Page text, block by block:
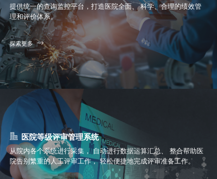
提供统一的查询监控平台，打造医院全面、 科学、合理的绩效管
理和评价体系。
探索更多
医院等级评审管理系统
从院内各个系统进行采集， 自动进行数据运算汇总、 整合帮助医
院告别繁重的人工评审工作， 轻松便捷地完成评审准备工作。